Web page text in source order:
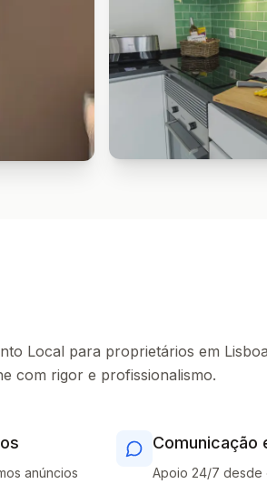
Local para proprietários em
com rigor e profissionalismo.
anúncios
Comunicação
Apoio 24/7 desde